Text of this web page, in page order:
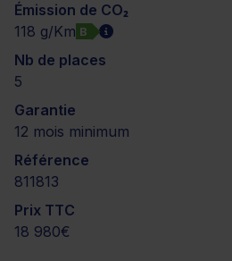
Émission de CO₂
118 g/Km B
Nb de places
5
Garantie
12 mois minimum
Référence
811813
Prix TTC
18 980€